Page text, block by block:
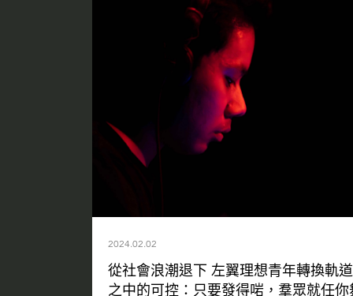
2024.02.02
從社會浪潮退下 左翼理想青年轉換軌
之中的可控：只要發得啱，羣眾就任你